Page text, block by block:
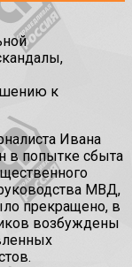
к
Ивана
в попытке сбыта
МВД,
прекращено, в
возбуждены